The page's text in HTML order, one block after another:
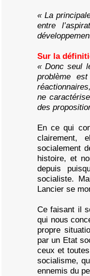
« La
entre
Sur la
« Donc seul
problème
ne
des
En ce qui
clairement,
socialement
histoire, et
depuis
socialiste.
Lancier se
Ce faisant il
qui nous
propre
par un Etat
ceux et
socialisme,
ennemis du